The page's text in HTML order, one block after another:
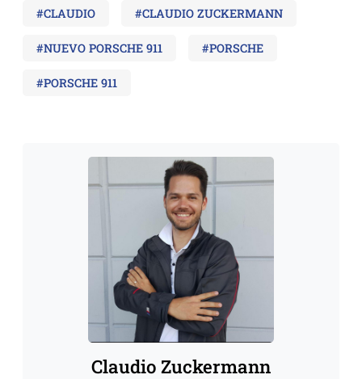
#CLAUDIO #CLAUDIO ZUCKERMANN
#NUEVO PORSCHE 911 #PORSCHE
#PORSCHE 911
Claudio Zuckermann